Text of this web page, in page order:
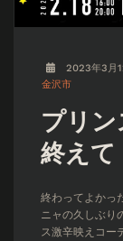
2023年3月
金沢市
プリ
終えて
終わってよかっ
ニャの久しぶり
ス激辛映えコー